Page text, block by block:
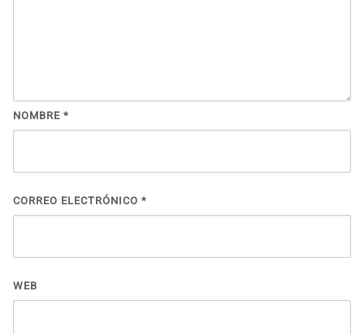
NOMBRE *
CORREO ELECTRÓNICO *
WEB